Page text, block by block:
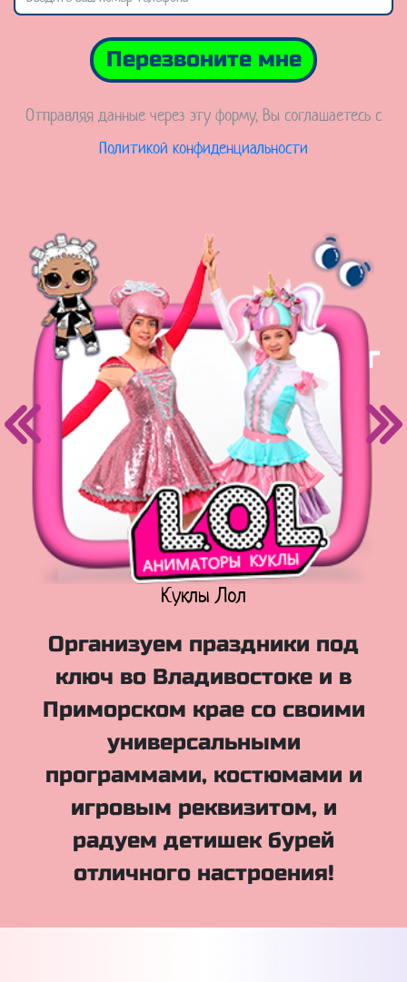
Перезвоните мне
Отправляя данные через эту форму, Вы соглашаетесь с
Политикой конфиденциальности
Куклы Лол
Организуем праздники под
ключ во Владивостоке и в
Приморском крае со своими
универсальными
программами, костюмами и
игровым реквизитом, и
радуем детишек бурей
отличного настроения!